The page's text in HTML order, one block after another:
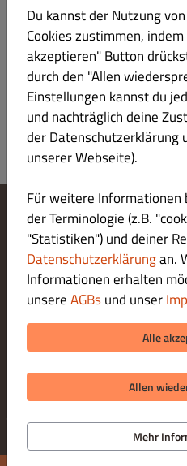
S53 EBI TEMPURA SALMON
gebackene Garnelen, Avocado,
Produktinformation
Cookie-Einstellungen ändern
Kontaktiere uns
Datenschutzerklärung
Allgemeine Geschäftsbedingungen
Impressum
ZAHLUNGSARTEN BEI ABHOLUNG
© 2026 Restaurant Hasia
Online Bestellsystem für
Du kannst der Nutzung
Cookies zustimmen,
akzeptieren" Button
durch den "Allen
Einstellungen kannst du
und nachträglich deine
der Datenschutzerklärung
unserer Webseite).
Für weitere Informationen
der Terminologie (z.B.
"Statistiken") und deiner
Datenschutzerklärungan.
Informationen erhalten
unsereAGBsund unser
Alle
Allen
Mehr